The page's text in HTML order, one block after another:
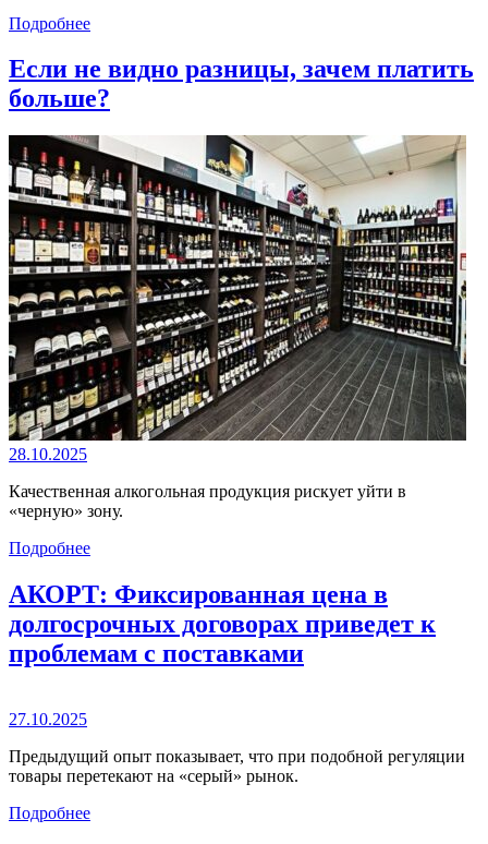
Подробнее
Если не видно разницы, зачем платить
больше?
28.10.2025
Качественная алкогольная продукция рискует уйти в
«черную» зону.
Подробнее
АКОРТ: Фиксированная цена в
долгосрочных договорах приведет к
проблемам с поставками
27.10.2025
Предыдущий опыт показывает, что при подобной регуляции
товары перетекают на «серый» рынок.
Подробнее